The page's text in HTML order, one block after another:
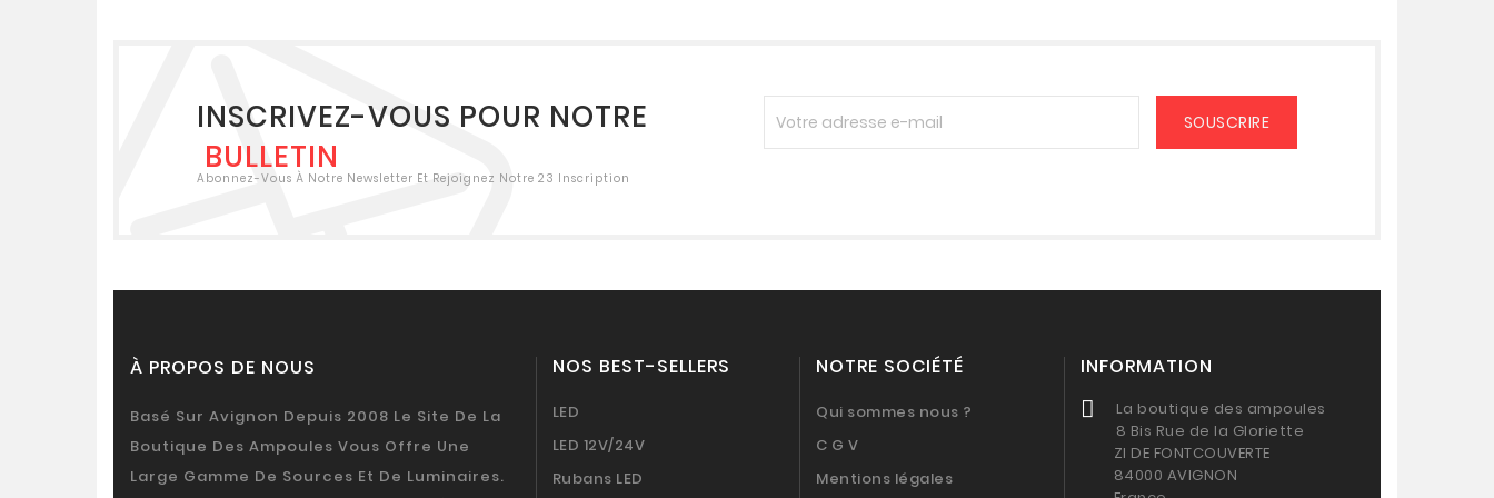
INSCRIVEZ-VOUS POUR NOTRE
BULLETIN
Abonnez-Vous À Notre Newsletter Et Rejoignez Notre 23 Inscription
À PROPOS DE NOUS
Basé Sur Avignon Depuis 2008 Le Site De La
Boutique Des Ampoules Vous Offre Une
Large Gamme De Sources Et De Luminaires.
NOS BEST-SELLERS
LED
LED 12V/24V
Rubans LED
NOTRE SOCIÉTÉ
Qui sommes nous ?
C G V
Mentions légales
INFORMATION
La boutique des ampoules
8 Bis Rue de la Gloriette
ZI DE FONTCOUVERTE
84000 AVIGNON